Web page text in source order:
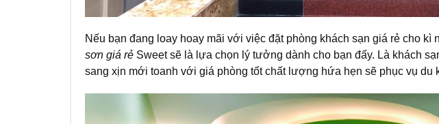
Nếu bạn đang loay hoay mãi với việc đặt phòng khách sạn giá rẻ cho kì
sơn giá rẻ Sweet sẽ là lựa chọn lý tưởng dành cho bạn đấy. Là khách
sang xịn mới toanh với giá phòng tốt chất lượng hứa hẹn sẽ phục vụ du